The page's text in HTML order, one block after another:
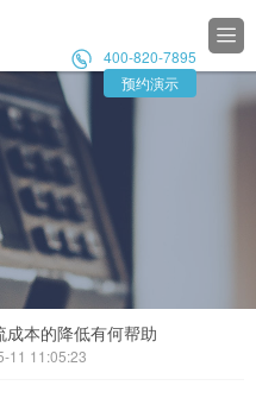

预约演示
 400-820-7895
本的降低有何帮助
11 11:05:23